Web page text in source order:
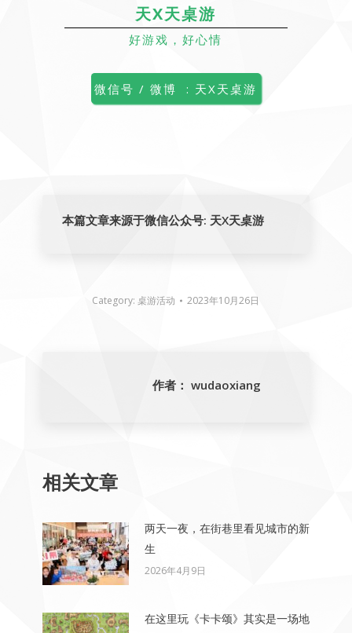
天X天桌游
好游戏，好心情
微信号 / 微博 : 天X天桌游
本篇文章来源于微信公众号: 天X天桌游
Category:桌游活动 2023年10月26日
作者： wudaoxiang
相关文章
两天一夜，在街巷里看见城市的新
生
2026年4月9日
在这里玩《卡卡颂》其实是一场地